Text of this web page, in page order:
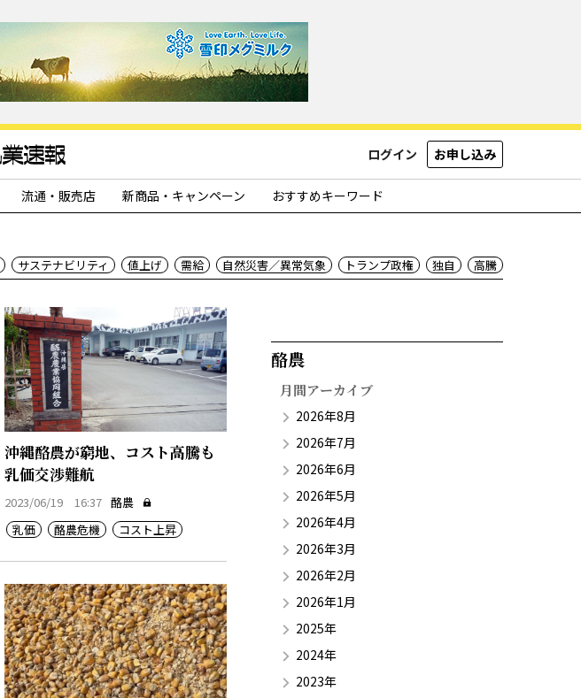
ログイン お申し込み
流通・販売店 新商品・キャンペーン おすすめキーワード
サステナビリティ 値上げ 需給 自然災害／異常気象 トランプ政権 独自 高騰
沖縄酪農が窮地、コスト高騰も
乳価交渉難航
2023/06/19 16:37 酪農
乳価
酪農危機 コスト上昇
酪農​
月間アーカイブ
2026年8月
2026年7月
2026年6月
2026年5月
2026年4月
2026年3月
2026年2月
2026年1月
2025年
2024年
2023年